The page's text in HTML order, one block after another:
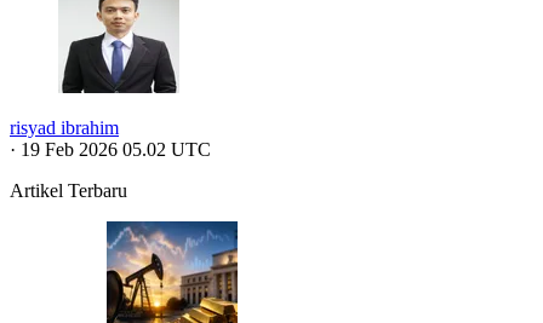
risyad ibrahim
· 19 Feb 2026 05.02 UTC
Artikel Terbaru